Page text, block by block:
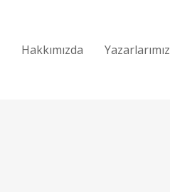
Hakkımızda Yazarlarımız